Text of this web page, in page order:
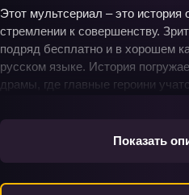
Этот мультсериал – это
стремлении к совершенству.
подряд бесплатно и в хорошем
русском языке. История
драмы, где главные героини
Показать